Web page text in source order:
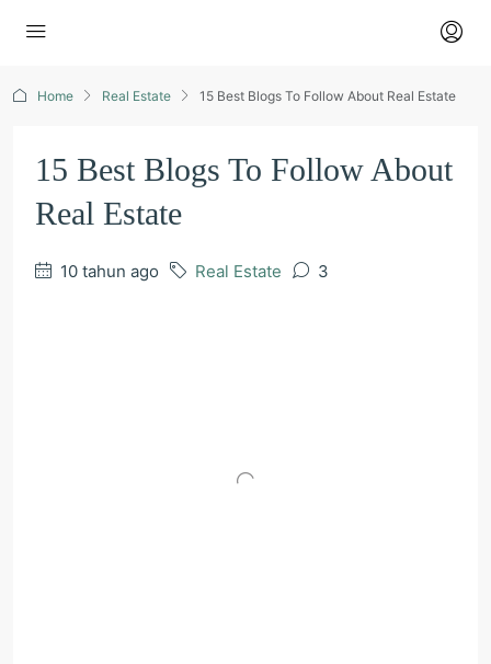
Home Real Estate 15 Best Blogs To Follow About Real Estate
15 Best Blogs To Follow About
Real Estate
10 tahun ago Real Estate 3